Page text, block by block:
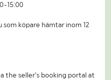
15:00
köpare hämtar inom 12
the seller's booking portal at